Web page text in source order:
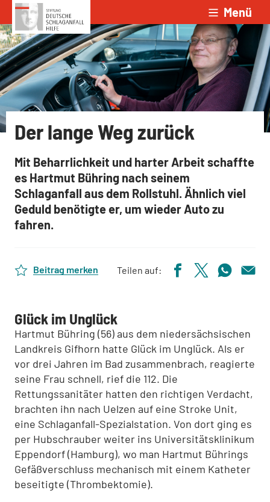
Zum Inhalt springen Menü
Der lange Weg zurück
Mit Beharrlichkeit und harter Arbeit schaffte
es Hartmut Bühring nach seinem
Schlaganfall aus dem Rollstuhl. Ähnlich viel
Geduld benötigte er, um wieder Auto zu
fahren.
Beitrag merken Teilen auf:
Glück im Unglück
Hartmut Bühring (56) aus dem niedersächsischen
Landkreis Gifhorn hatte Glück im Unglück. Als er
vor drei Jahren im Bad zusammenbrach, reagierte
seine Frau schnell, rief die 112. Die
Rettungssanitäter hatten den richtigen Verdacht,
brachten ihn nach Uelzen auf eine Stroke Unit,
eine Schlaganfall-Spezialstation. Von dort ging es
per Hubschrauber weiter ins Universitätsklinikum
Eppendorf (Hamburg), wo man Hartmut Bührings
Gefäßverschluss mechanisch mit einem Katheter
beseitigte (Thrombektomie).